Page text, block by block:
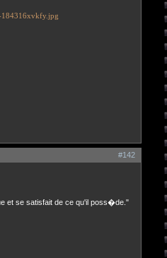
#142
et se satisfait de ce qu'il poss�de."